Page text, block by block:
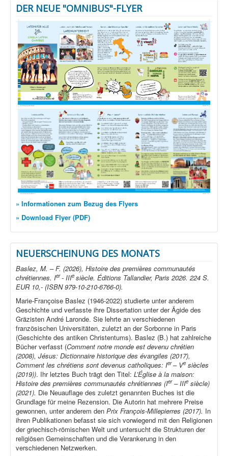
DER NEUE "OMNIBUS"-FLYER
» Informationen zum Bezug des Flyers
» Download Flyer (PDF)
NEUERSCHEINUNG DES MONATS
Baslez, M. – F. (2026), Histoire des premières communautés
chrétiennes. Ier- IIIe siècle. Éditions Tallandier, Paris 2026. 224 S.
EUR 10,- (ISBN 979-10-210-6766-0).
Marie-Françoise Baslez (1946-2022) studierte unter anderem
Geschichte und verfasste ihre Dissertation unter der Ägide des
Gräzisten André Laronde. Sie lehrte an verschiedenen
französischen Universitäten, zuletzt an der Sorbonne in Paris
(Geschichte des antiken Christentums). Baslez (B.) hat zahlreiche
Bücher verfasst (Comment notre monde est devenu chrétien
(2008), Jésus: Dictionnaire historique des évangiles (2017),
Comment les chrétiens sont devenus catholiques: Ier– Ve siècles
(2019)). Ihr letztes Buch trägt den Titel: L’Église à la maison:
Histoire des premières communautés chrétiennes (Ier– IIIe siècle)
(2021). Die Neuauflage des zuletzt genannten Buches ist die
Grundlage für meine Rezension. Die Autorin hat mehrere Preise
gewonnen, unter anderem den Prix François-Millepierres (2017). In
ihren Publikationen befasst sie sich vorwiegend mit den Religionen
der griechisch-römischen Welt und untersucht die Strukturen der
religiösen Gemeinschaften und die Verankerung in den
verschiedenen Netzwerken.